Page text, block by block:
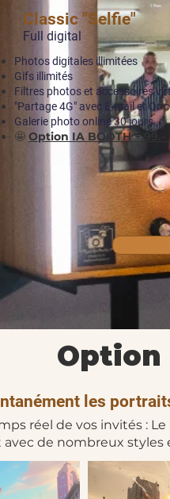
Classic "Selfie"
Full digital
Photos digitales illimitées
Gifs illimités
Filtres photos et accessoires
"Partage 4G" avec E-mail et Qr-
Galerie photo online 30 jours
🤩 Option IA BOOTH + 99.-
Option
les
réel de vos invités :
de nombreux styles